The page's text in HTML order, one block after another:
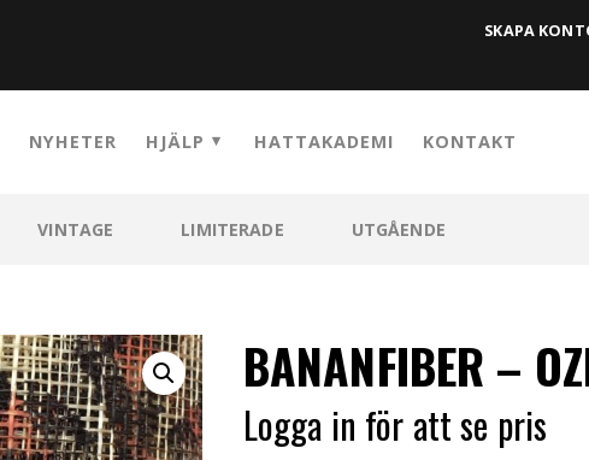
SKAPA
NYHETER HJÄLP HATTAKADEMI KONTAKT
VINTAGE LIMITERADE UTGÅENDE
BANANFIBER –
Logga in för att se pris